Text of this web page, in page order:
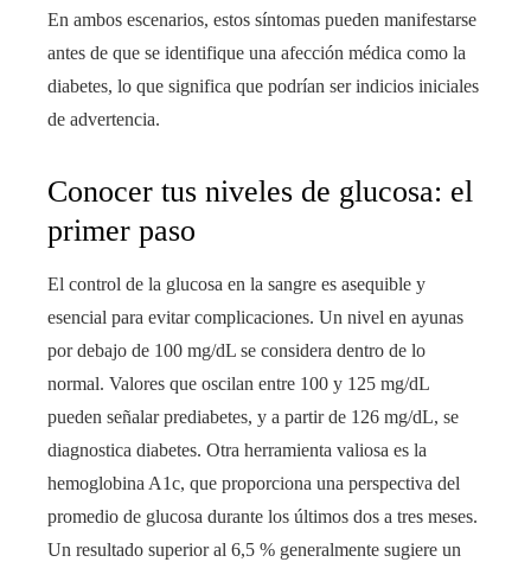
En ambos escenarios, estos síntomas pueden manifestarse
antes de que se identifique una afección médica como la
diabetes, lo que significa que podrían ser indicios iniciales
de advertencia.
Conocer tus niveles de glucosa: el
primer paso
El control de la glucosa en la sangre es asequible y
esencial para evitar complicaciones. Un nivel en ayunas
por debajo de 100 mg/dL se considera dentro de lo
normal. Valores que oscilan entre 100 y 125 mg/dL
pueden señalar prediabetes, y a partir de 126 mg/dL, se
diagnostica diabetes. Otra herramienta valiosa es la
hemoglobina A1c, que proporciona una perspectiva del
promedio de glucosa durante los últimos dos a tres meses.
Un resultado superior al 6,5 % generalmente sugiere un